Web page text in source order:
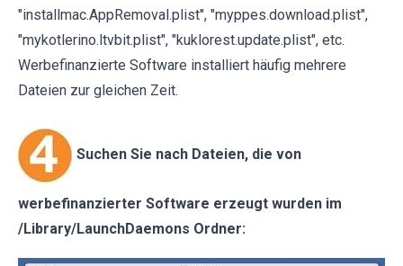
"installmac.AppRemoval.plist", "myppes.download.plist",
"mykotlerino.ltvbit.plist", "kuklorest.update.plist", etc.
Werbefinanzierte Software installiert häufig mehrere
Dateien zur gleichen Zeit.
Suchen Sie nach Dateien, die von
werbefinanzierter Software erzeugt wurden im
/Library/LaunchDaemons Ordner: